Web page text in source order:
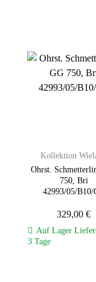
Kollektion
Ohrst.
750, Bri
42993/05/B10/
329,00 €
Auf Lager
3 Tage